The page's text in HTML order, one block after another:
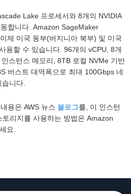
Lake 프로세서와 8개의 NVIDIA
합니다. Amazon SageMaker
제 미국 동부(버지니아 북부) 및 미국
용할 수 있습니다. 96개의 vCPU, 8개
스턴스 메모리, 8TB 로컬 NVMe 기반
버스트 대역폭으로 최대 100Gbps 네
니다.
용은 AWS 뉴스 블로그를, 이 인스턴
리지를 사용하는 방법은 Amazon
요.